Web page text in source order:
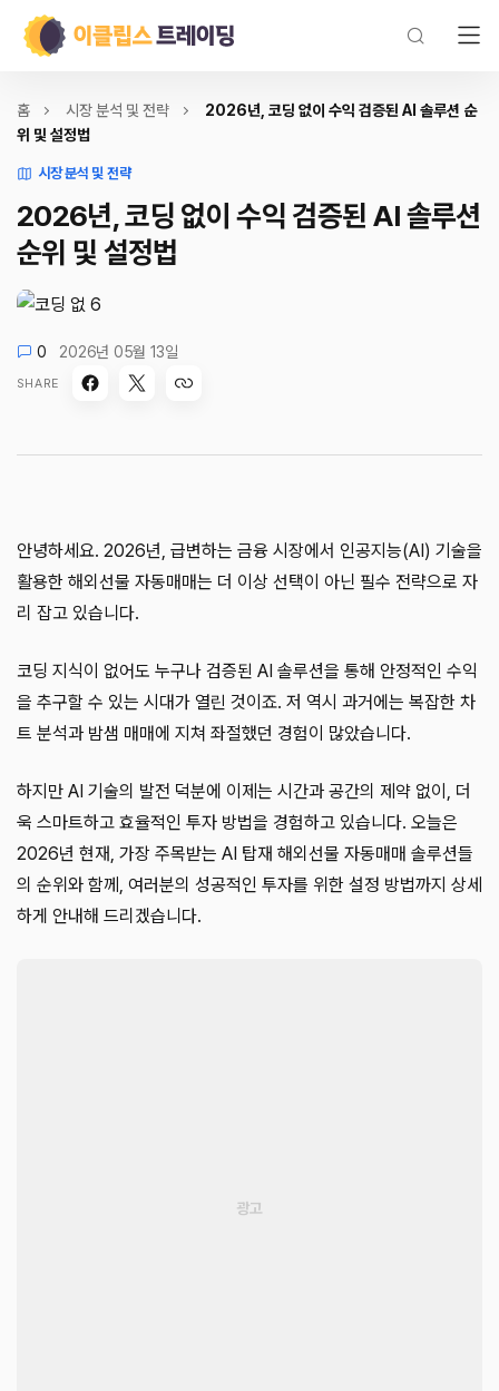
홈 시장 분석 및 전략
2026년, 코딩 없이 수익 검증된 AI 솔루션 순
위 및 설정법
시장 분석 및 전략
2026년, 코딩 없이 수익 검증된 AI 솔루션
순위 및 설정법
0 2026년 05월 13일
SHARE
안녕하세요. 2026년, 급변하는 금융 시장에서 인공지능(AI) 기술을
활용한 해외선물 자동매매는 더 이상 선택이 아닌 필수 전략으로 자
리 잡고 있습니다.
코딩 지식이 없어도 누구나 검증된 AI 솔루션을 통해 안정적인 수익
을 추구할 수 있는 시대가 열린 것이죠. 저 역시 과거에는 복잡한 차
트 분석과 밤샘 매매에 지쳐 좌절했던 경험이 많았습니다.
하지만 AI 기술의 발전 덕분에 이제는 시간과 공간의 제약 없이, 더
욱 스마트하고 효율적인 투자 방법을 경험하고 있습니다. 오늘은
2026년 현재, 가장 주목받는 AI 탑재 해외선물 자동매매 솔루션들
의 순위와 함께, 여러분의 성공적인 투자를 위한 설정 방법까지 상세
하게 안내해 드리겠습니다.